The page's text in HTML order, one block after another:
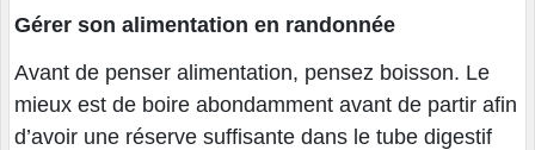
Gérer son alimentation en randonnée
Avant de penser alimentation, pensez boisson. Le
mieux est de boire abondamment avant de partir afin
d’avoir une réserve suffisante dans le tube digestif